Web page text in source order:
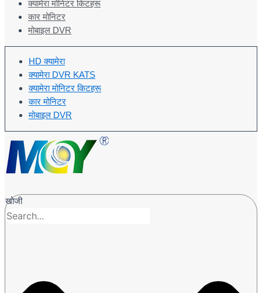
क्यामेरा मोनिटर किटहरू
कार मोनिटर
मोबाइल DVR
HD क्यामेरा
क्यामेरा DVR KATS
क्यामेरा मोनिटर किटहरू
कार मोनिटर
मोबाइल DVR
खोजी